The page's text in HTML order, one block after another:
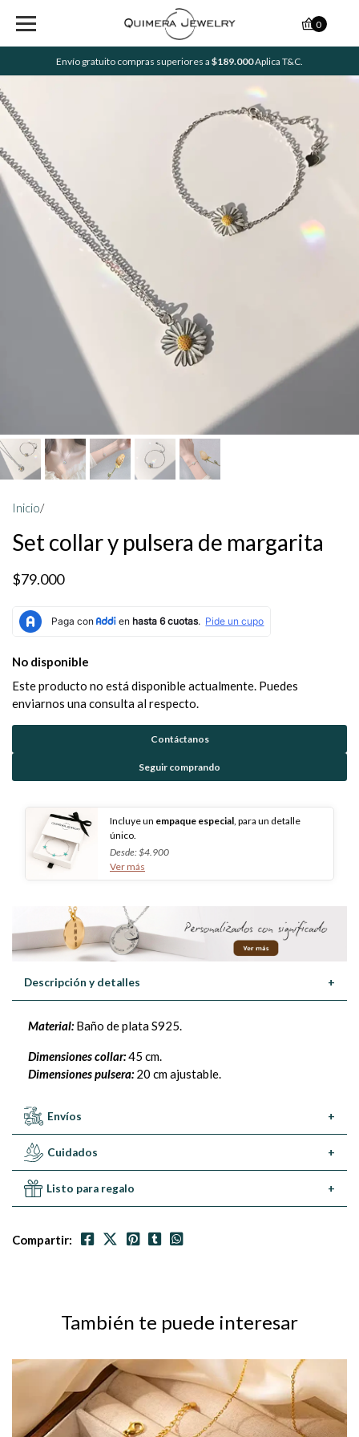
Envío gratuito compras superiores a $189.000Aplica T&C.
0
Inicio/
Set collar y pulsera de margarita
$79.000
No disponible
Este producto no está disponible actualmente. Puedes
enviarnos una consulta al respecto.
Contáctanos
Seguir comprando
Incluye un empaque especial , para un detalle
único.
Desde: $4.900
Ver más
Descripción y detalles +
Material:Baño de plata S925.
Dimensiones collar:45 cm.
Dimensiones pulsera:20 cm ajustable.
Envíos +
Cuidados +
Listo para regalo +
Compartir:
También te puede interesar